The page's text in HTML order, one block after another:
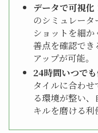
データで可視
のシミュレー
ショットを細
善点を確認で
アップが可能。
24時間いつで
タイルに合わ
る環境が整い
キルを磨ける利